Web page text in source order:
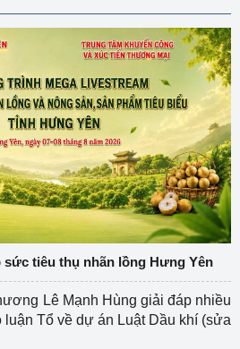
tiêu thụ nhãn lồng Hưng Yên
Lê Mạnh Hùng giải đáp nhiều
luận Tổ về dự án Luật Dầu khí (sửa